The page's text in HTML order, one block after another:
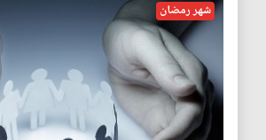
شهر رمضان